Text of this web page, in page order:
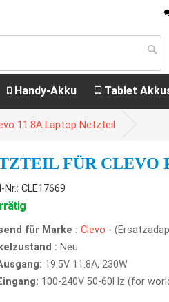
Handy-Akku Tablet
11.8A Laptop Netzteil
FÜR CLEVO
Nr.: CLE17669
für Marke : Clevo -
: Neu
19.5V 11.8A, 230W
100-240V 50-60Hz (for